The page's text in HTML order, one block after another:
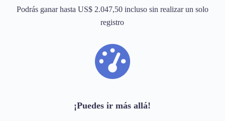
Podrás ganar hasta US$ 2.047,50 incluso sin realizar un solo
registro
¡Puedes ir más allá!